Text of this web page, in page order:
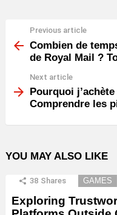
more
Previous article
Combien de
de Royal Mail ?
Next article
Pourquoi
Comprendre les
YOU MAY ALSO LIKE
38 Shares GAMES
Exploring